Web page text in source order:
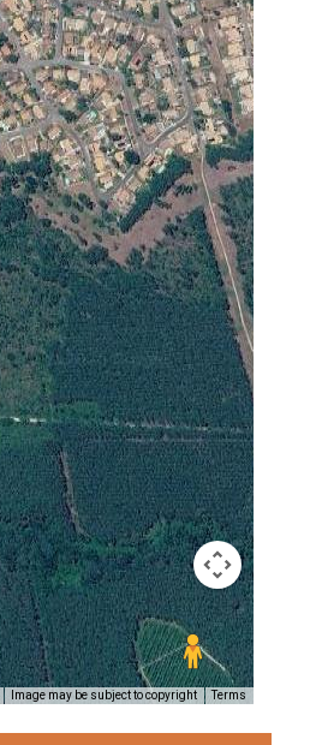
Image may be subject to copyright Terms